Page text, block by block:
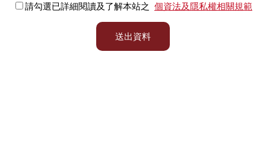
請勾選已詳細閱讀及了解本站之 個資法及隱私權相關規範
送出資料